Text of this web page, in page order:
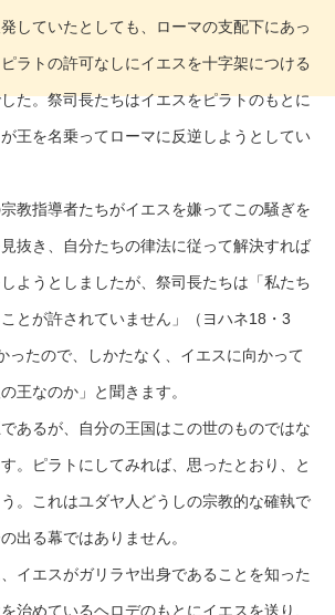
していたとしても、ローマの支配下にあっ
ラトの許可なしにイエスを十字架につける
た。祭司長たちはイエスをピラトのもとに
王を名乗ってローマに反逆しようとしてい
教指導者たちがイエスを嫌ってこの騒ぎを
抜き、自分たちの律法に従って解決すれば
ようとしましたが、祭司長たちは「私たち
とが許されていません」（ヨハネ18・3
ったので、しかたなく、イエスに向かって
王なのか」と聞きます。
あるが、自分の王国はこの世のものではな
。ピラトにしてみれば、思ったとおり、と
。これはユダヤ人どうしの宗教的な確執で
出る幕ではありません。
イエスがガリラヤ出身であることを知った
治めているヘロデのもとにイエスを送り、